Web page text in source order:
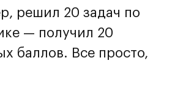
решил 20 задач по
— получил 20
баллов. Все просто,